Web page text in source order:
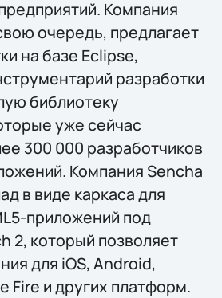
Компания
очередь, предлагает
на базе Eclipse,
разработки
библиотеку
уже сейчас
300 000 разработчиков
Компания Sencha
в виде каркаса для
приложений под
2, который позволяет
для iOS, Android,
Fire и других платформ.